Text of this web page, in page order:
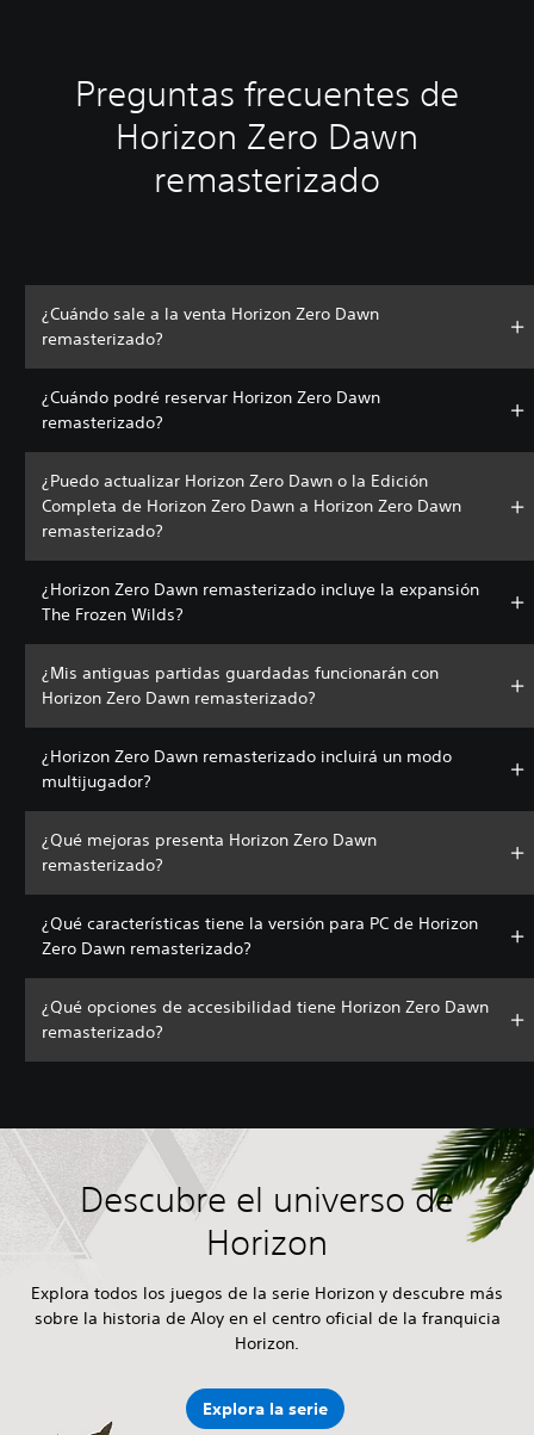
Preguntas frecuentes de
Horizon Zero Dawn
remasterizado
¿Cuándo sale a la venta Horizon Zero Dawn
remasterizado?
¿Cuándo podré reservar Horizon Zero Dawn
remasterizado?
¿Puedo actualizar Horizon Zero Dawn o la Edición
Completa de Horizon Zero Dawn a Horizon Zero Dawn
remasterizado?
¿Horizon Zero Dawn remasterizado incluye la expansión
The Frozen Wilds?
¿Mis antiguas partidas guardadas funcionarán con
Horizon Zero Dawn remasterizado?
¿Horizon Zero Dawn remasterizado incluirá un modo
multijugador?
¿Qué mejoras presenta Horizon Zero Dawn
remasterizado?
¿Qué características tiene la versión para PC de Horizon
Zero Dawn remasterizado?
¿Qué opciones de accesibilidad tiene Horizon Zero Dawn
remasterizado?
Descubre el universo de
Horizon
Explora todos los juegos de la serie Horizon y descubre más
sobre la historia de Aloy en el centro oficial de la franquicia
Horizon.
Explora la serie